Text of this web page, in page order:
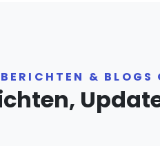
& BLOGS